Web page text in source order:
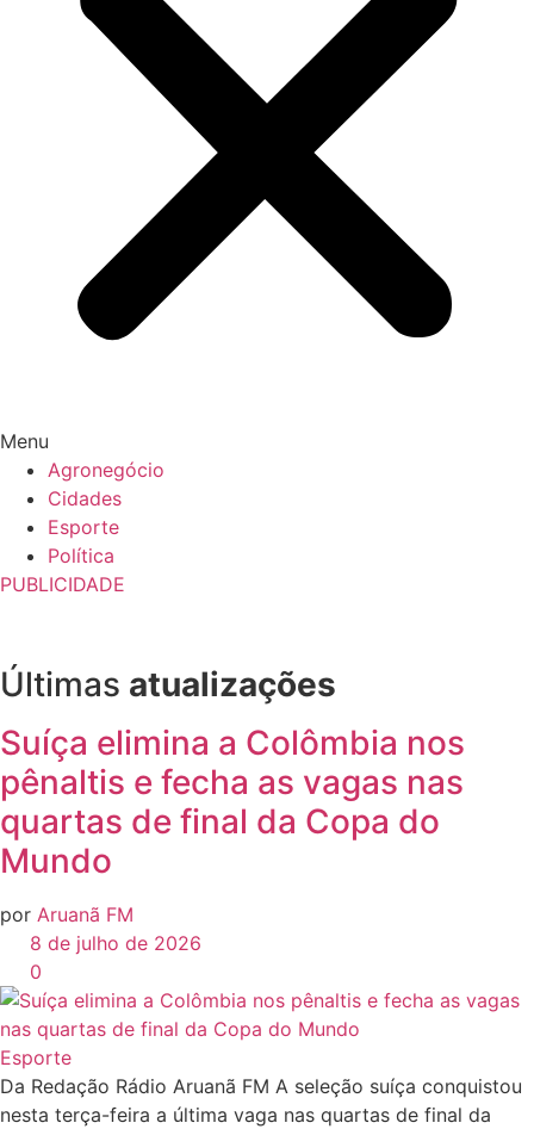
Menu
Agronegócio
Cidades
Esporte
Política
PUBLICIDADE
Últimas atualizações
Suíça elimina a Colômbia nos
pênaltis e fecha as vagas nas
quartas de final da Copa do
Mundo
por Aruanã FM
8 de julho de 2026
0
Esporte
Da Redação Rádio Aruanã FM A seleção suíça conquistou
nesta terça-feira a última vaga nas quartas de final da